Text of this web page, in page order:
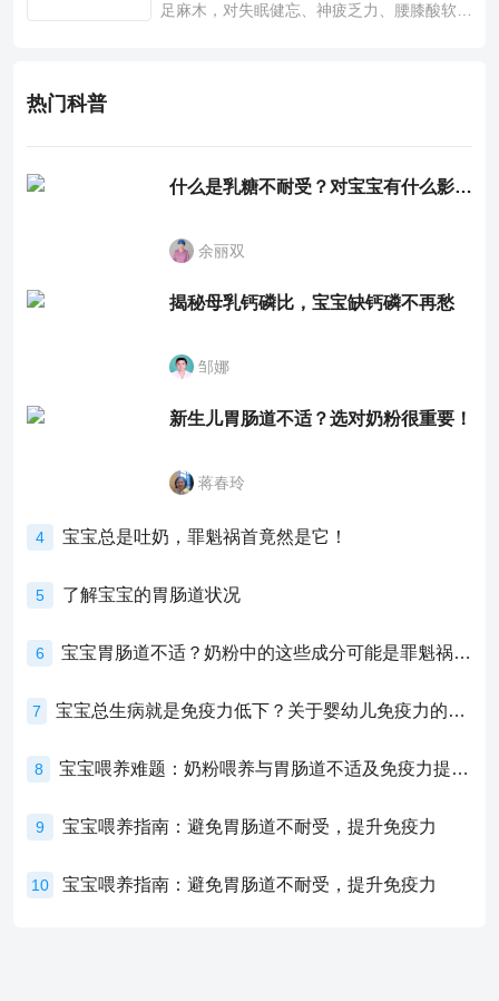
足麻木，对失眠健忘、神疲乏力、腰膝酸软也
热门科普
什么是乳糖不耐受？对宝宝有什么影响？
余丽双
揭秘母乳钙磷比，宝宝缺钙磷不再愁
邹娜
新生儿胃肠道不适？选对奶粉很重要！
蒋春玲
4 宝宝总是吐奶，罪魁祸首竟然是它！
5 了解宝宝的胃肠道状况
6 宝宝胃肠道不适？奶粉中的这些成分可能是罪魁祸首！
7 宝宝总生病就是免疫力低下？关于婴幼儿免疫力的真相，家长必须了解！
8 宝宝喂养难题：奶粉喂养与胃肠道不适及免疫力提升的奥秘
9 宝宝喂养指南：避免胃肠道不耐受，提升免疫力
10 宝宝喂养指南：避免胃肠道不耐受，提升免疫力